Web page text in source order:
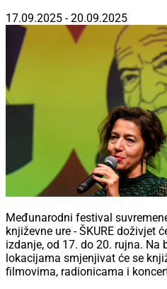
17.09.2025 - 20.09.2025
Međunarodni festival
književne ure - ŠKURE doživjet
izdanje, od 17. do 20. rujna. Na
lokacijama smjenjivat će se
filmovima, radionicama i